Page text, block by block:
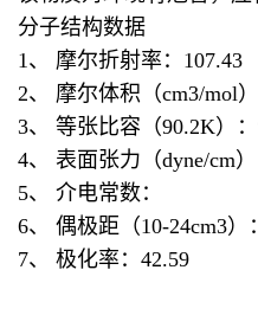
分子结构数据
1、 摩尔折射率：107.43
2、 摩尔体积（cm3/mol
3、 等张比容（90.2K）
4、 表面张力（dyne/cm
5、 介电常数：
6、 偶极距（10-24cm3）：
7、 极化率：42.59